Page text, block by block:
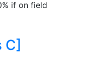
if on field
C]